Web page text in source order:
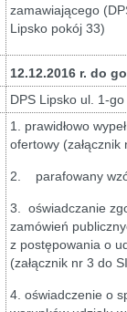
zamawiającego
Lipsko pokój 33)
12.12.2016 r. do
DPS Lipsko ul. 1-
1. prawidłowo
ofertowy (załącznik
2. parafowany
3. oświadczanie
zamówień
z postępowania o
(załącznik nr 3 do
4. oświadczenie o